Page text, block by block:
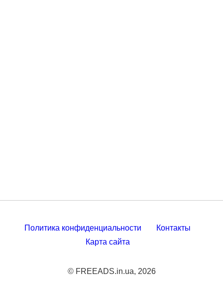
Политика конфиденциальности
Контакты
Карта сайта
© FREEADS.in.ua, 2026